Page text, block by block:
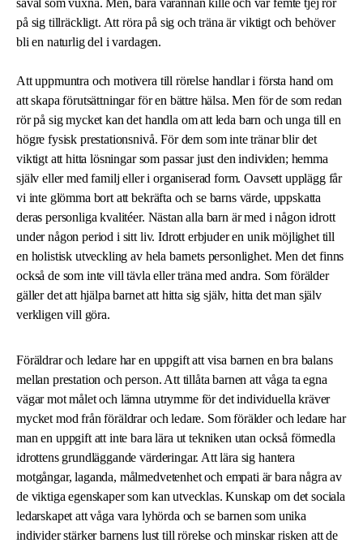
på sig tillräckligt. Att röra på sig och träna är viktigt och behöver
bli en naturlig del i vardagen.
Att uppmuntra och motivera till rörelse handlar i första hand om
att skapa förutsättningar för en bättre hälsa. Men för de som redan
rör på sig mycket kan det handla om att leda barn och unga till en
högre fysisk prestationsnivå. För dem som inte tränar blir det
viktigt att hitta lösningar som passar just den individen; hemma
själv eller med familj eller i organiserad form. Oavsett upplägg får
vi inte glömma bort att bekräfta och se barns värde, uppskatta
deras personliga kvalitéer. Nästan alla barn är med i någon idrott
under någon period i sitt liv. Idrott erbjuder en unik möjlighet till
en holistisk utveckling av hela barnets personlighet. Men det finns
också de som inte vill tävla eller träna med andra. Som förälder
gäller det att hjälpa barnet att hitta sig själv, hitta det man själv
verkligen vill göra.
Föräldrar och ledare har en uppgift att visa barnen en bra balans
mellan prestation och person. Att tillåta barnen att våga ta egna
vägar mot målet och lämna utrymme för det individuella kräver
mycket mod från föräldrar och ledare. Som förälder och ledare har
man en uppgift att inte bara lära ut tekniken utan också förmedla
idrottens grundläggande värderingar. Att lära sig hantera
motgångar, laganda, målmedvetenhet och empati är bara några av
de viktiga egenskaper som kan utvecklas. Kunskap om det sociala
ledarskapet att våga vara lyhörda och se barnen som unika
individer stärker barnens lust till rörelse och minskar risken att de